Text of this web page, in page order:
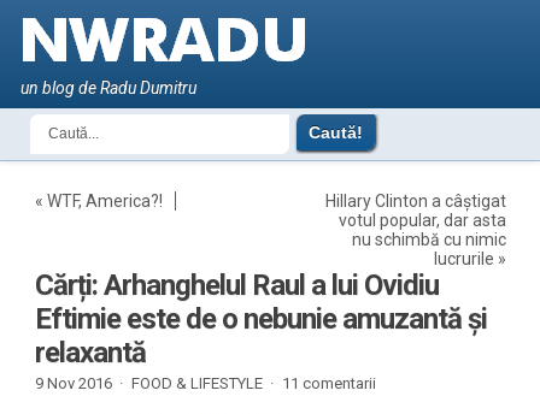
un blog de Radu Dumitru
«WTF, America?!
Hillary Clinton a câștigat
votul popular, dar asta
nu schimbă cu nimic
lucrurile »
Cărți: Arhanghelul Raul a lui Ovidiu
Eftimie este de o nebunie amuzantă și
relaxantă
9 Nov 2016 · FOOD & LIFESTYLE · 11 comentarii